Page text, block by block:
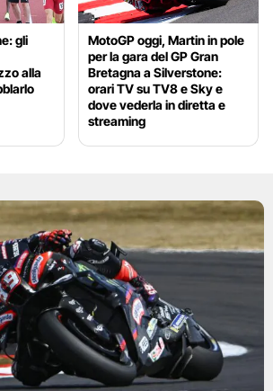
gli
alla
MotoGP oggi, Martin in pole
per la gara del GP Gran
Bretagna a Silverstone:
orari TV su TV8 e Sky e
dove vederla in diretta e
streaming